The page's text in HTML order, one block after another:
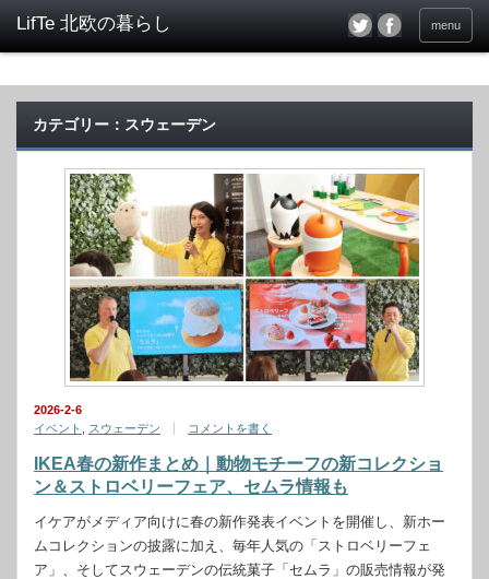
menu
カテゴリー：スウェーデン
2026-2-6
イベント
スウェーデン コメントを書く
IKEA春の新作まとめ｜動物モチーフの新コレクショ
ン＆ストロベリーフェア、セムラ情報も
イケアがメディア向けに春の新作発表イベントを開催し、新ホー
ムコレクションの披露に加え、毎年人気の「ストロベリーフェ
ア」、そしてスウェーデンの伝統菓子「セムラ」の販売情報が発